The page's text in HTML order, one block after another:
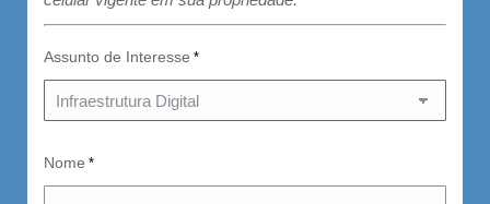
Assunto de Interesse *
Nome *